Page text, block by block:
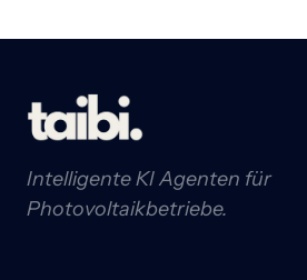
Intelligente KI Agenten für
Photovoltaikbetriebe.